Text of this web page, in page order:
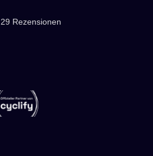
29 Rezensionen